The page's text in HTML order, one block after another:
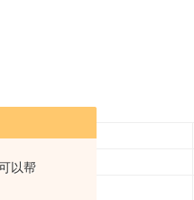
以帮
高电流档
0~8V/0~20A